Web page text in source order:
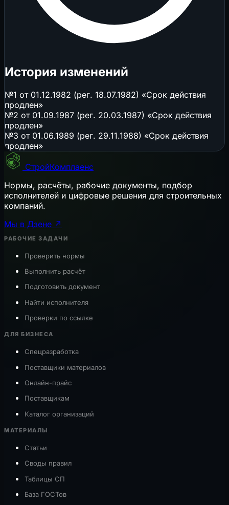
История изменений
№1 от 01.12.1982 (рег. 18.07.1982) «Срок действия
продлен»
№2 от 01.09.1987 (рег. 20.03.1987) «Срок действия
продлен»
№3 от 01.06.1989 (рег. 29.11.1988) «Срок действия
продлен»
СтройКомплаенс
Нормы, расчёты, рабочие документы, подбор
исполнителей и цифровые решения для строительных
компаний.
Мы в Дзене ↗
РАБОЧИЕ ЗАДАЧИ
Проверить нормы
Выполнить расчёт
Подготовить документ
Найти исполнителя
Проверки по ссылке
ДЛЯ БИЗНЕСА
Спецразработка
Поставщики материалов
Онлайн-прайс
Поставщикам
Каталог организаций
МАТЕРИАЛЫ
Статьи
Своды правил
Таблицы СП
База ГОСТов